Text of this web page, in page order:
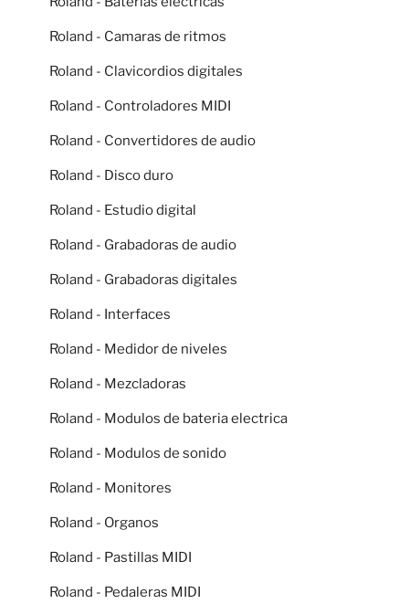
Roland - Camaras de ritmos
Roland - Clavicordios digitales
Roland - Controladores MIDI
Roland - Convertidores de audio
Roland - Disco duro
Roland - Estudio digital
Roland - Grabadoras de audio
Roland - Grabadoras digitales
Roland - Interfaces
Roland - Medidor de niveles
Roland - Mezcladoras
Roland - Modulos de bateria electrica
Roland - Modulos de sonido
Roland - Monitores
Roland - Organos
Roland - Pastillas MIDI
Roland - Pedaleras MIDI